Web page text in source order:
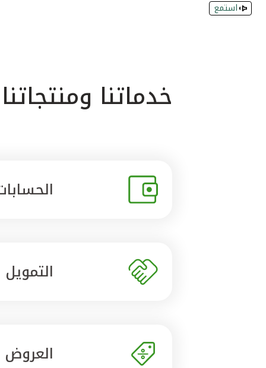
استمع
خدماتنا ومنتجاتنا
التمويل
العروض